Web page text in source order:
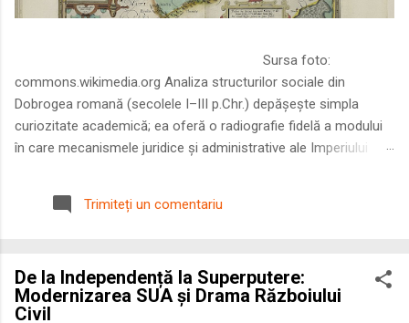
Sursa foto:
commons.wikimedia.org Analiza structurilor sociale din
Dobrogea romană (secolele I–III p.Chr.) depășește simpla
curiozitate academică; ea oferă o radiografie fidelă a modului
în care mecanismele juridice și administrative ale Imperiului
Într-o epocă în care prosperitatea excepțională a lumii romane
era susținută de o mobilitate socială dinamică și de o libertate
roman – în special a cetățenilor romani ( cives Romani ) în
țesutul urban și rural dobrogean – ne permite să măsurăm cu
Trimiteți un comentariu
De la Independență la Superputere:
Modernizarea SUA și Drama Războiului
Civil